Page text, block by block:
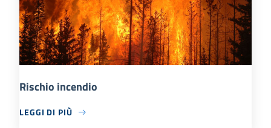
Rischio incendio
LEGGI DI PIÙ